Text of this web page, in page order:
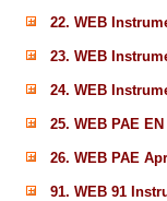
22. WEB
23. WEB
24. WEB
25. WEB PAE
26. WEB PAE
91. WEB 91